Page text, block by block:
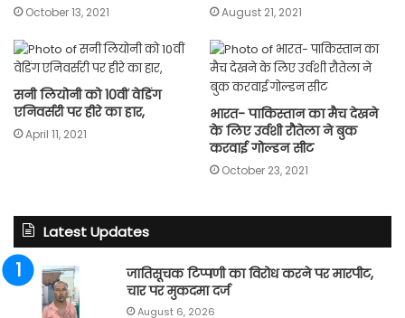
October 13, 2021 August 21, 2021
सनी लियोनी को 10वीं वेडिंग
एनिवर्सरी पर हीरे का हार,
April 11, 2021
भारत- पाकिस्तान का मैच देखने
के लिए उर्वशी रौतेला ने बुक
करवाई गोल्डन सीट
October 23, 2021
Latest Updates
जातिसूचक टिप्पणी का विरोध करने पर मारपीट,
चार पर मुकदमा दर्ज
August 6, 2026